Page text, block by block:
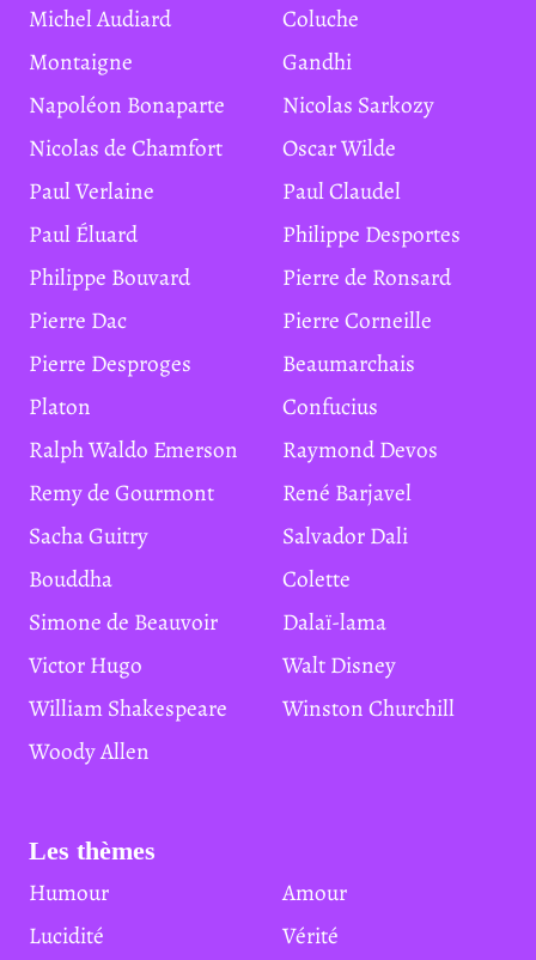
Michel Audiard
Coluche
Montaigne
Gandhi
Napoléon Bonaparte
Nicolas Sarkozy
Nicolas de Chamfort
Oscar Wilde
Paul Verlaine
Paul Claudel
Paul Éluard
Philippe Desportes
Philippe Bouvard
Pierre de Ronsard
Pierre Dac
Pierre Corneille
Pierre Desproges
Beaumarchais
Platon
Confucius
Ralph Waldo Emerson
Raymond Devos
Remy de Gourmont
René Barjavel
Sacha Guitry
Salvador Dali
Bouddha
Colette
Simone de Beauvoir
Dalaï-lama
Victor Hugo
Walt Disney
William Shakespeare
Winston Churchill
Woody Allen
Les thèmes
Humour
Amour
Lucidité
Vérité